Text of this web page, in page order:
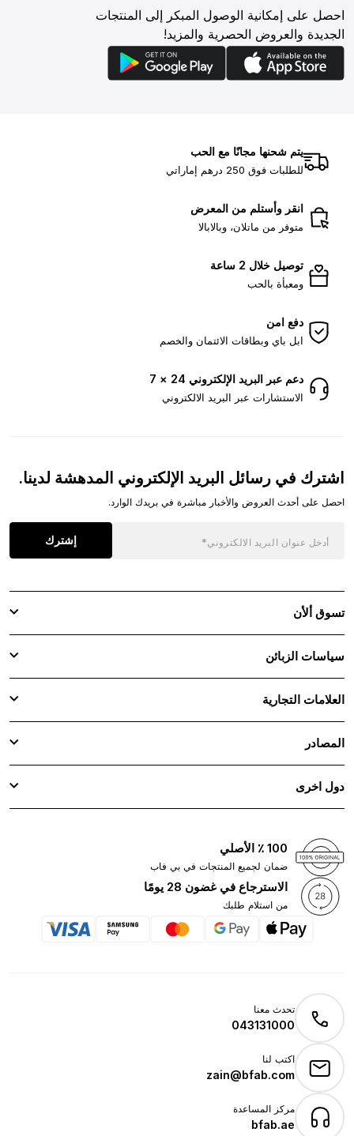
احصل على إمكانية الوصول المبكر إلى المنتجات
الجديدة والعروض الحصرية والمزيد!
يتم شحنها مجانًا مع الحب
للطلبات فوق 250 درهم إماراتي
انقر وأستلم من المعرض
متوفر من ماتلان، وبالابالا
توصيل خلال 2 ساعة
ومعبأة بالحب
دفع امن
ابل باي وبطاقات الائتمان والخصم
دعم عبر البريد الإلكتروني 24 × 7
الاستشارات عبر البريد الالكتروني
اشترك في رسائل البريد الإلكتروني المدهشة لدينا.
احصل على أحدث العروض والأخبار مباشرة في بريدك الوارد.
إشترك
تسوق ألأن
سياسات الزبائن
العلامات التجارية
المصادر
دول اخرى
100 ٪ الأصلي
ضمان لجميع المنتجات في بي فاب
الاسترجاع في غضون 28 يومًا
من استلام طلبك
تحدث معنا
043131000
اكتب لنا
zain@bfab.com
مركز المساعدة
bfab.ae